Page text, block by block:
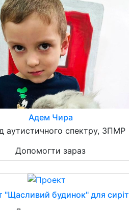
Адем Чира
аутистичного спектру, ЗПМР
Допомогти зараз
"Щасливий будинок" для сиріт